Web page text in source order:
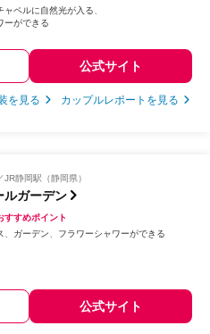
ャペルに自然光が入る
ーができる
公式サイト
を見る カップルレポートを見る
JR静岡駅（静岡県）
ルガーデン
すすめポイント
ガーデン フラワーシャワーができる
公式サイト